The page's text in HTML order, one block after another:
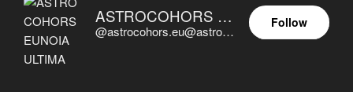
ASTROCOHORS EUNOIA ULTIMA
@astrocohors.eu@astrocohors.eu
Follow